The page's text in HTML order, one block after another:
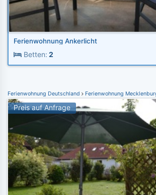
Ferienwohnung Ankerlicht
Betten: 2
Ferienwohnung Deutschland Ferienwohnung
Preis auf Anfrage